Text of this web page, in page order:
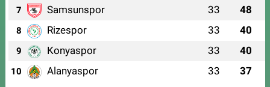
7 Samsunspor 33 48
8 Rizespor 33 40
9 Konyaspor 33 40
10 Alanyaspor 33 37